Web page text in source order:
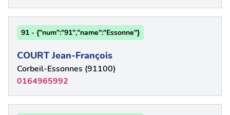
91 - {"num":"91","name":"Essonne"}
COURT Jean-François
Corbeil-Essonnes (91100)
0164965992